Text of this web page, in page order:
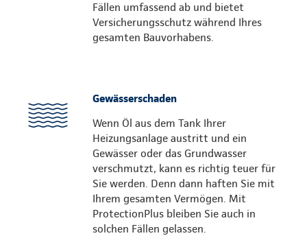
Fällen umfassend ab und bietet
Versicherungsschutz während Ihres
gesamten Bauvorhabens.
Gewässerschaden
Wenn Öl aus dem Tank Ihrer
Heizungsanlage austritt und ein
Gewässer oder das Grundwasser
verschmutzt, kann es richtig teuer für
Sie werden. Denn dann haften Sie mit
Ihrem gesamten Vermögen. Mit
ProtectionPlus bleiben Sie auch in
solchen Fällen gelassen.